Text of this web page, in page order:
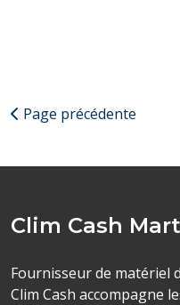
d'allergie et/ou de
élastique, très résistant,
pour une meilleure
Page précédente
Clim Cash
Fournisseur de matériel
Clim Cash accompagne